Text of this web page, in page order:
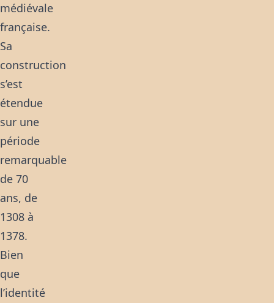
médiévale
française.
Sa
construction
s’est
étendue
sur une
période
remarquable
de 70
ans, de
1308 à
1378.
Bien
que
l’identité